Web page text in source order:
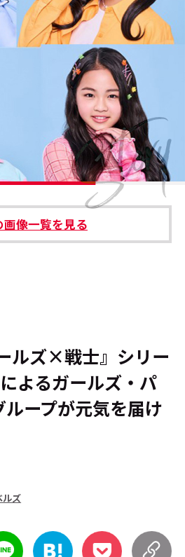
界のちょっといい話
組み #スタッフが語る
プライバシーポリシー
たって Cookie Settings
画像一覧を見る
ルズ×戦士』シリー
よるガールズ・パ
ープが元気を届け
ルズ